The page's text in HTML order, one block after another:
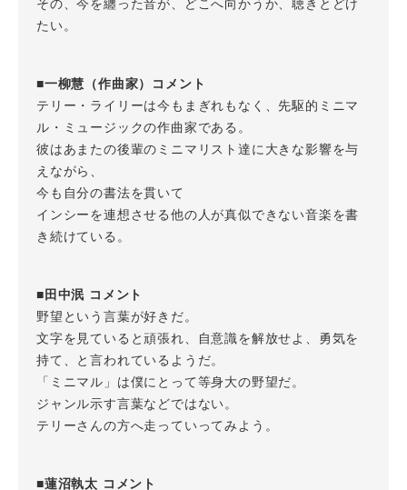
その、今を纏った音が、どこへ向かうか、聴きとどけ
たい。
■一柳慧（作曲家）コメント
テリー・ライリーは今もまぎれもなく、先駆的ミニマ
ル・ミュージックの作曲家である。
彼はあまたの後輩のミニマリスト達に大きな影響を与
えながら、
今も自分の書法を貫いて
インシーを連想させる他の人が真似できない音楽を書
き続けている。
■田中泯 コメント
野望という言葉が好きだ。
文字を見ていると頑張れ、自意識を解放せよ、勇気を
持て、と言われているようだ。
「ミニマル」は僕にとって等身大の野望だ。
ジャンル示す言葉などではない。
テリーさんの方へ走っていってみよう。
■蓮沼執太 コメント